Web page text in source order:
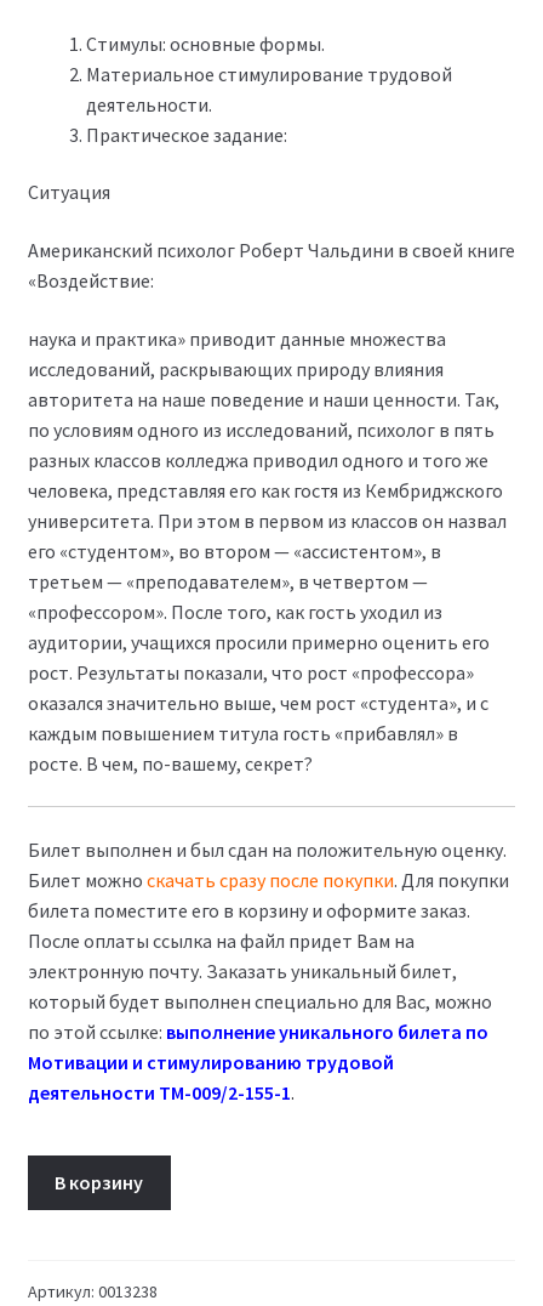
Стимулы: основные формы.
Материальное стимулирование трудовой
деятельности.
Практическое задание:
Ситуация
Американский психолог Роберт Чальдини в своей книге
«Воздействие:
наука и практика» приводит данные множества
исследований, раскрывающих природу влияния
авторитета на наше поведение и наши ценности. Так,
по условиям одного из исследований, психолог в пять
разных классов колледжа приводил одного и того же
человека, представляя его как гостя из Кембриджского
университета. При этом в первом из классов он назвал
его «студентом», во втором — «ассистентом», в
третьем — «преподавателем», в четвертом —
«профессором». После того, как гость уходил из
аудитории, учащихся просили примерно оценить его
рост. Результаты показали, что рост «профессора»
оказался значительно выше, чем рост «студента», и с
каждым повышением титула гость «прибавлял» в
росте. В чем, по-вашему, секрет?
Билет выполнен и был сдан на положительную оценку.
Билет можно скачать сразу после покупки. Для покупки
билета поместите его в корзину и оформите заказ.
После оплаты ссылка на файл придет Вам на
электронную почту. Заказать уникальный билет,
который будет выполнен специально для Вас, можно
по этой ссылке: выполнение уникального билета по
Мотивации и стимулированию трудовой
деятельности ТМ-009/2-155-1.
стимулирование
В корзину
Артикул: 0013238